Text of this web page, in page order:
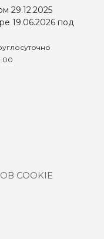
29.12.2025
19.06.2026 под
COOKIE